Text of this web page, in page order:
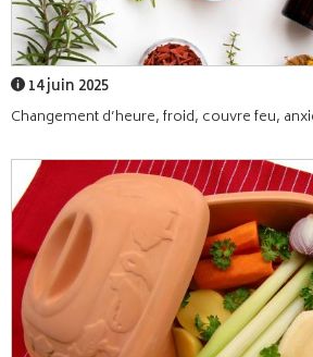
14 juin 2025
Changement d’heure, froid, couvre feu,